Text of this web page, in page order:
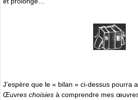
J’espère que le « bilan » ci-dessus pourra
Œuvres choisies à comprendre mes